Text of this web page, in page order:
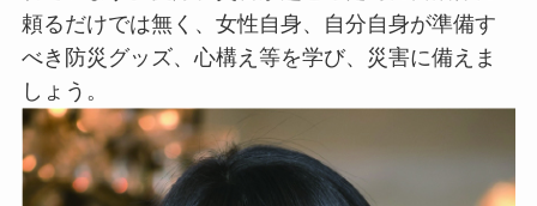
頼るだけでは無く、女性自身、自分自身が準備す
べき防災グッズ、心構え等を学び、災害に備えま
しょう。